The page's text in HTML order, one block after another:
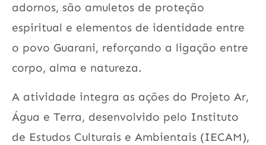
adornos, são amuletos de proteção
espiritual e elementos de identidade entre
o povo Guarani, reforçando a ligação entre
corpo, alma e natureza.
A atividade integra as ações do Projeto Ar,
Água e Terra, desenvolvido pelo Instituto
de Estudos Culturais e Ambientais (IECAM),